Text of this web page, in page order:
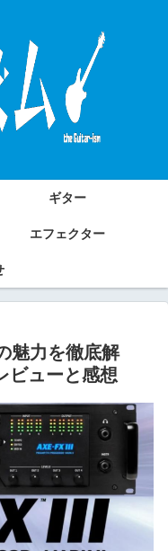
ギター
エフェクター
魅力を徹底解
ビューと感想